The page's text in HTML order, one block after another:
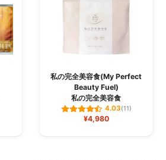
私の完全美容食(My Perfect
Beauty Fuel)
私の完全美容食
4.03(11)
¥4,980